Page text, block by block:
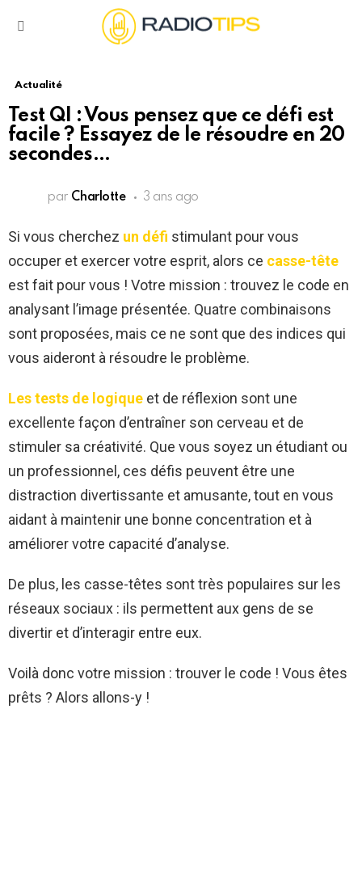
Actualité
Test QI : Vous pensez que ce défi est
facile ? Essayez de le résoudre en 20
secondes…
par Charlotte 3 ans ago
Si vous cherchez un défi stimulant pour vous
occuper et exercer votre esprit, alors ce casse-tête
est fait pour vous ! Votre mission : trouvez le code en
analysant l’image présentée. Quatre combinaisons
sont proposées, mais ce ne sont que des indices qui
vous aideront à résoudre le problème.
Les tests de logique et de réflexion sont une
excellente façon d’entraîner son cerveau et de
stimuler sa créativité. Que vous soyez un étudiant ou
un professionnel, ces défis peuvent être une
distraction divertissante et amusante, tout en vous
aidant à maintenir une bonne concentration et à
améliorer votre capacité d’analyse.
De plus, les casse-têtes sont très populaires sur les
réseaux sociaux : ils permettent aux gens de se
divertir et d’interagir entre eux.
Voilà donc votre mission : trouver le code ! Vous êtes
prêts ? Alors allons-y !